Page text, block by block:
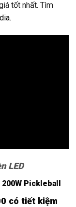
tốt nhất. Tìm
.
LED
Pickleball
có tiết kiệm